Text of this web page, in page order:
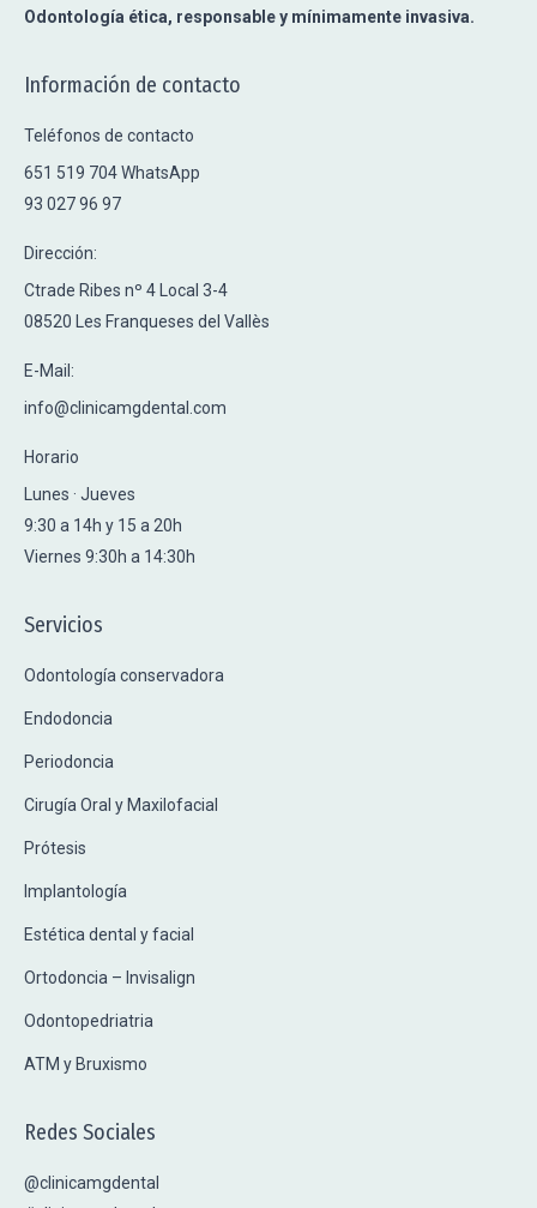
Odontología ética, responsable y mínimamente invasiva.
Información de contacto
Teléfonos de contacto
651 519 704 WhatsApp
93 027 96 97
Dirección:
Ctrade Ribes nº 4 Local 3-4
08520 Les Franqueses del Vallès
E-Mail:
info@clinicamgdental.com
Horario
Lunes · Jueves
9:30 a 14h y 15 a 20h
Viernes 9:30h a 14:30h
Servicios
Odontología conservadora
Endodoncia
Periodoncia
Cirugía Oral y Maxilofacial
Prótesis
Implantología
Estética dental y facial
Ortodoncia – Invisalign
Odontopedriatria
ATM y Bruxismo
Redes Sociales
@clinicamgdental